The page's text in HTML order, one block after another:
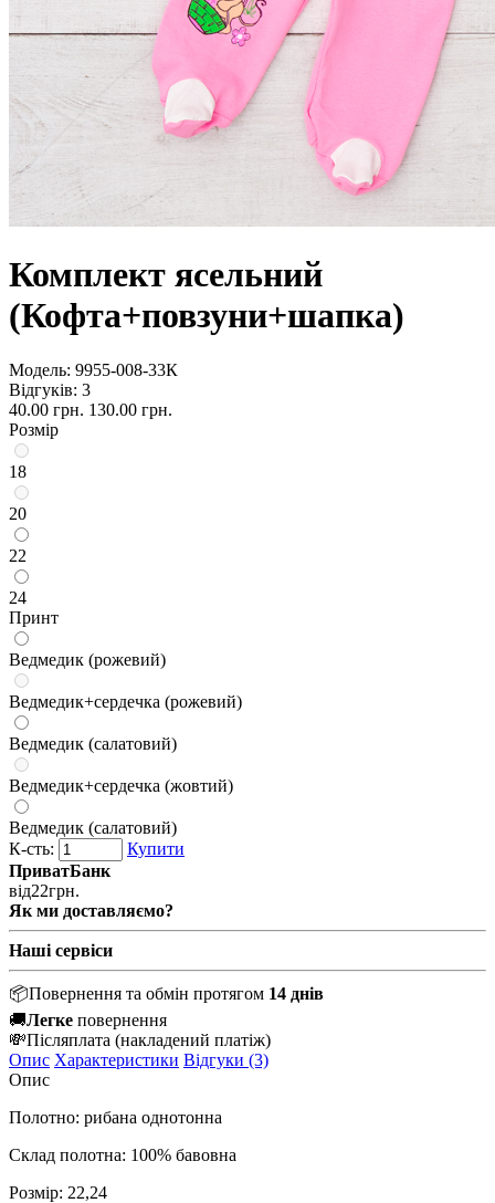
Комплект ясельний
(Кофта+повзуни+шапка)
Модель: 9955-008-33К
Відгуків: 3
40.00 грн. 130.00 грн.
Розмір
18
20
22
24
Принт
Ведмедик (рожевий)
Ведмедик+сердечка (рожевий)
Ведмедик (салатовий)
Ведмедик+сердечка (жовтий)
Ведмедик (салатовий)
К-сть:
Купити
ПриватБанк
від22грн.
Як ми доставляємо?
Наші сервіси
📦Повернення та обмін протягом 14 днів
🚚Легке повернення
💸Післяплата (накладений платіж)
Опис Характеристики Відгуки (3)
Опис
Полотно: рибана однотонна
Склад полотна: 100% бавовна
Розмір: 22,24